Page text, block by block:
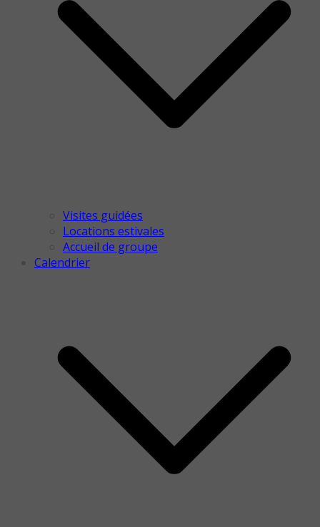
Visites guidées
Locations estivales
Accueil de groupe
Calendrier